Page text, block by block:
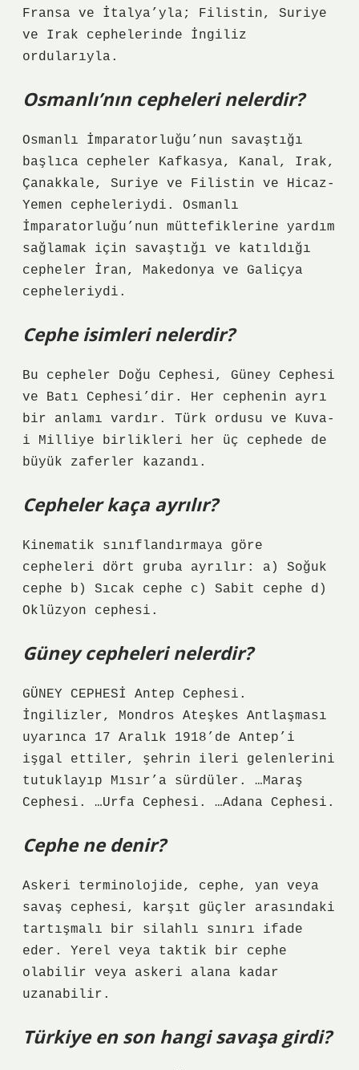
Fransa ve İtalya’yla; Filistin, Suriye
ve Irak cephelerinde İngiliz
ordularıyla.
Osmanlı’nın cepheleri nelerdir?
Osmanlı İmparatorluğu’nun savaştığı
başlıca cepheler Kafkasya, Kanal, Irak,
Çanakkale, Suriye ve Filistin ve Hicaz-
Yemen cepheleriydi. Osmanlı
İmparatorluğu’nun müttefiklerine yardım
sağlamak için savaştığı ve katıldığı
cepheler İran, Makedonya ve Galiçya
cepheleriydi.
Cephe isimleri nelerdir?
Bu cepheler Doğu Cephesi, Güney Cephesi
ve Batı Cephesi’dir. Her cephenin ayrı
bir anlamı vardır. Türk ordusu ve Kuva-
i Milliye birlikleri her üç cephede de
büyük zaferler kazandı.
Cepheler kaça ayrılır?
Kinematik sınıflandırmaya göre
cepheleri dört gruba ayrılır: a) Soğuk
cephe b) Sıcak cephe c) Sabit cephe d)
Oklüzyon cephesi.
Güney cepheleri nelerdir?
GÜNEY CEPHESİ Antep Cephesi.
İngilizler, Mondros Ateşkes Antlaşması
uyarınca 17 Aralık 1918’de Antep’i
işgal ettiler, şehrin ileri gelenlerini
tutuklayıp Mısır’a sürdüler. …Maraş
Cephesi. …Urfa Cephesi. …Adana Cephesi.
Cephe ne denir?
Askeri terminolojide, cephe, yan veya
savaş cephesi, karşıt güçler arasındaki
tartışmalı bir silahlı sınırı ifade
eder. Yerel veya taktik bir cephe
olabilir veya askeri alana kadar
uzanabilir.
Türkiye en son hangi savaşa girdi?